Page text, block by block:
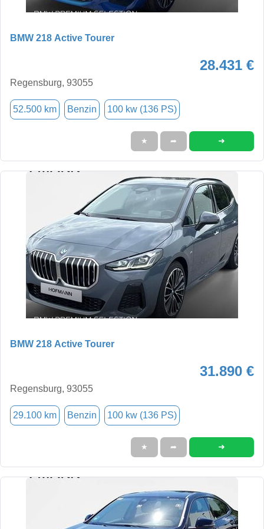
BMW 218 Active Tourer
28.431 €
Regensburg, 93055
52.500 km Benzin 100 kw (136 PS)
★ ➦ ➜
BMW 218 Active Tourer
31.890 €
Regensburg, 93055
29.100 km Benzin 100 kw (136 PS)
★ ➦ ➜